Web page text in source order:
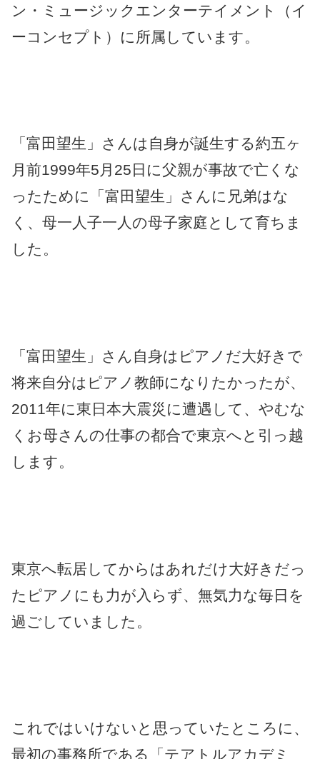
ン・ミュージックエンターテイメント（イ
ーコンセプト）に所属しています。
「富田望生」さんは自身が誕生する約五ヶ
月前1999年5月25日に父親が事故で亡くな
ったために「富田望生」さんに兄弟はな
く、母一人子一人の母子家庭として育ちま
した。
「富田望生」さん自身はピアノだ大好きで
将来自分はピアノ教師になりたかったが、
2011年に東日本大震災に遭遇して、やむな
くお母さんの仕事の都合で東京へと引っ越
します。
東京へ転居してからはあれだけ大好きだっ
たピアノにも力が入らず、無気力な毎日を
過ごしていました。
これではいけないと思っていたところに、
最初の事務所である「テアトルアカデミ